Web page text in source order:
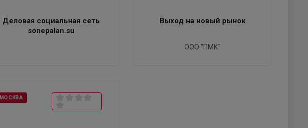
Деловая социальная сеть
sonepalan.su
Выход на новый рынок
ООО "ПМК"
МОСКВА